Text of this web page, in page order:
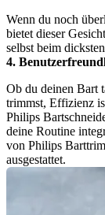
Wenn du noch
bietet dieser
selbst beim
4.
Ob du deinen Bart
trimmst, Effizienz
Philips
deine Routine
von Philips
ausgestattet.